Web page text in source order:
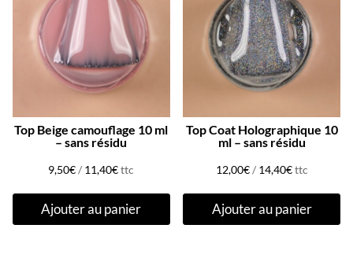
Top Beige camouflage 10 ml
– sans résidu
9,50€/ 11,40€ttc
Ajouter au panier
Top Coat Holographique 10
ml – sans résidu
12,00€/ 14,40€ttc
Ajouter au panier